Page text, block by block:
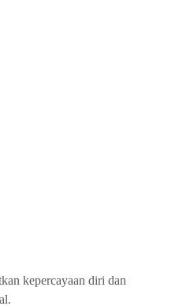
kepercayaan diri dan